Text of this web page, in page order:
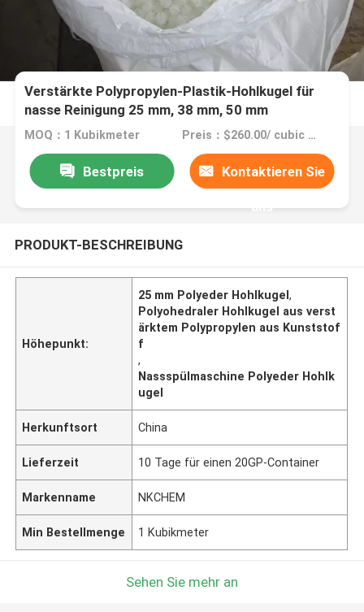
Verstärkte Polypropylen-Plastik-Hohlkugel für
nasse Reinigung 25 mm, 38 mm, 50 mm
MOQ：1 Kubikmeter Preis：$260.00/ cubic meter
Bestpreis Kontaktieren Sie
uns
PRODUKT-BESCHREIBUNG
Höhepunkt:
25 mm Polyeder Hohlkugel,
Polyohedraler Hohlkugel aus verst
ärktem Polypropylen aus Kunststof
f
,
Nassspülmaschine Polyeder Hohlk
ugel
Herkunftsort China
Lieferzeit 10 Tage für einen 20GP-Container
Markenname NKCHEM
Min Bestellmenge 1 Kubikmeter
Sehen Sie mehr an